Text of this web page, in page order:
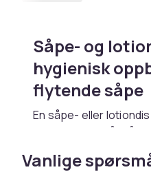
Såpe- og
hygienisk
flytende såpe
En såpe- eller
og hygienisk måte å
kjøkkenvasken. En
Vanlige